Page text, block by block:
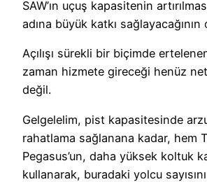
SAW’ın uçuş kapasitenin
adına büyük katkı sağlayacağının
Açılışı sürekli bir biçimde
zaman hizmete gireceği henüz
değil.
Gelgelelim, pist kapasitesinde
rahatlama sağlanana kadar, hem
Pegasus’un, daha yüksek koltuk
kullanarak, buradaki yolcu